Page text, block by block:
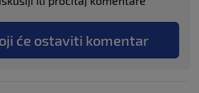
će ostaviti komentar